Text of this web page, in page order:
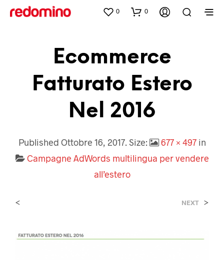
0 0
Ecommerce
Fatturato Estero
Nel 2016
Published Ottobre 16, 2017. Size: 677 × 497in
Campagne AdWords multilingua per vendere
all’estero
< NEXT >